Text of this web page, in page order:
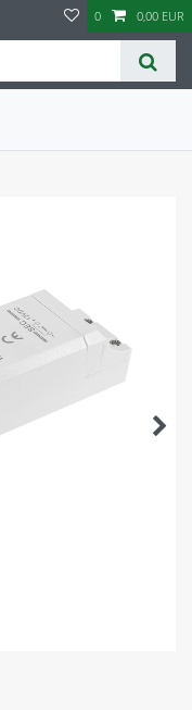
0 0,00 EUR